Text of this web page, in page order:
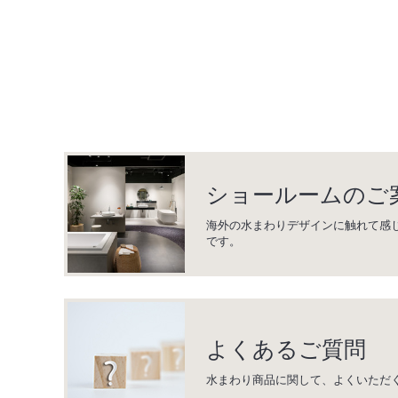
ショールームのご
海外の水まわりデザインに触れて感
です。
よくあるご質問
水まわり商品に関して、よくいただ